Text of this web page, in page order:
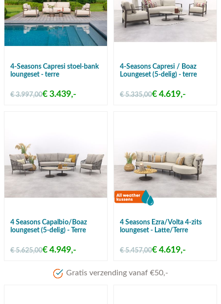
4-Seasons Capresi stoel-bank
loungeset - terre
€ 3.997,00€ 3.439,-
4-Seasons Capresi / Boaz
Loungeset (5-delig) - terre
€ 5.335,00€ 4.619,-
4 Seasons Capalbio/Boaz
loungeset (5-delig) - Terre
€ 5.625,00€ 4.949,-
4 Seasons Ezra/Volta 4-zits
loungeset - Latte/Terre
€ 5.457,00€ 4.619,-
Meer dan 80 jaar ervaring